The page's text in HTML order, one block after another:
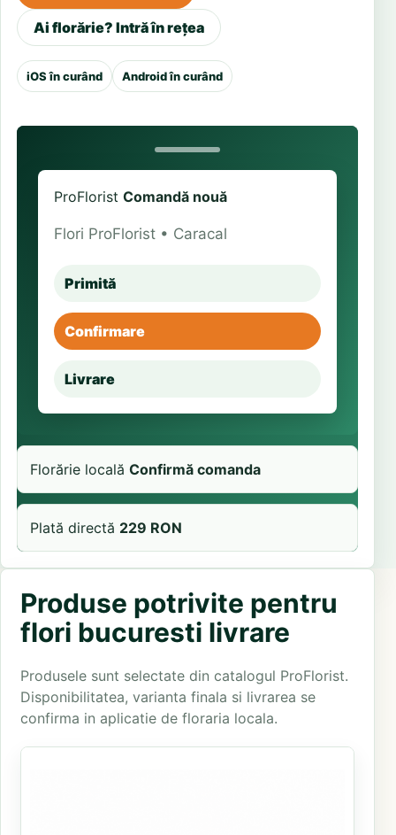
Ai florărie? Intră în rețea
iOS în curând Android în curând
ProFlorist Comandă nouă
Flori ProFlorist • Caracal
Primită
Confirmare
Livrare
Florărie locală Confirmă comanda
Plată directă 229 RON
Produse potrivite pentru
flori bucuresti livrare
Produsele sunt selectate din catalogul ProFlorist.
Disponibilitatea, varianta finala si livrarea se
confirma in aplicatie de floraria locala.